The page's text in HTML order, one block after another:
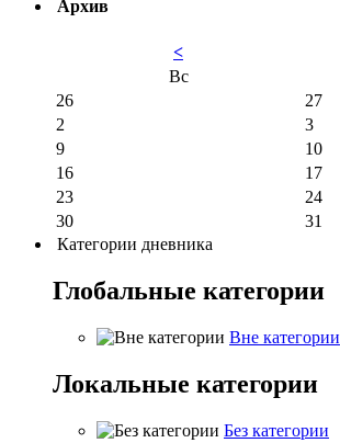
Архив
<
Вс
26
27
2
3
9
10
16
17
23
24
30
31
Категории дневника
Глобальные категории
Вне категории
Локальные категории
Без категории